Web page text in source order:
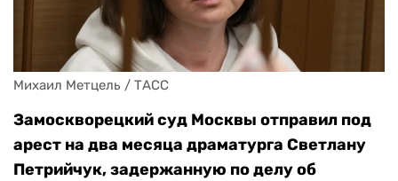
Михаил Метцель / ТАСС
Замоскворецкий суд Москвы отправил под
арест на два месяца драматурга Светлану
Петрийчук, задержанную по делу об